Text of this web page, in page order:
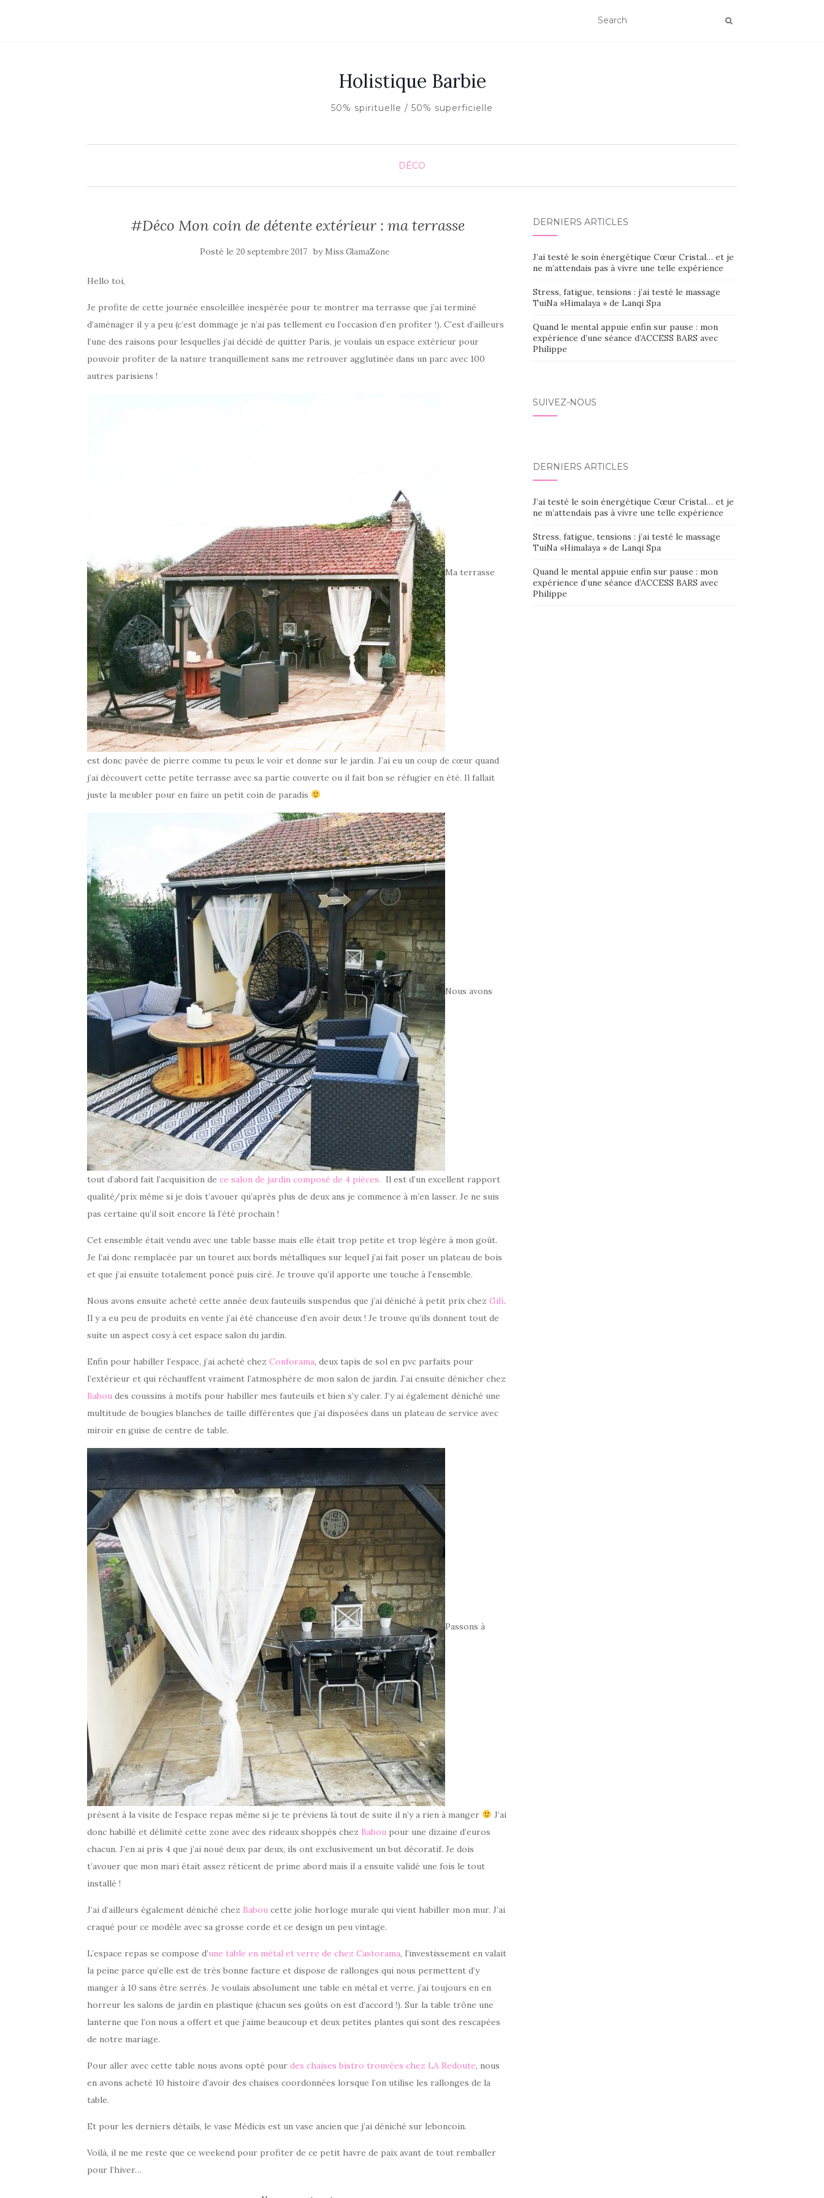
Holistique Barbie
50% spirituelle / 50% superficielle
DÉCO
#Déco Mon coin de détente extérieur : ma terrasse
Posté le 20 septembre 2017 by Miss GlamaZone
Hello toi,
Je profite de cette journée ensoleillée inespérée pour te montrer ma terrasse que j’ai terminé
d’aménager il y a peu (c’est dommage je n’ai pas tellement eu l’occasion d’en profiter !). C’est d’ailleurs
l’une des raisons pour lesquelles j’ai décidé de quitter Paris, je voulais un espace extérieur pour
pouvoir profiter de la nature tranquillement sans me retrouver agglutinée dans un parc avec 100
autres parisiens !
Ma terrasse
est donc pavée de pierre comme tu peux le voir et donne sur le jardin. J’ai eu un coup de cœur quand
j’ai découvert cette petite terrasse avec sa partie couverte ou il fait bon se réfugier en été. Il fallait
juste la meubler pour en faire un petit coin de paradis
Nous avons
tout d’abord fait l’acquisition de ce salon de jardin composé de 4 pièces. Il est d’un excellent rapport
qualité/prix même si je dois t’avouer qu’après plus de deux ans je commence à m’en lasser. Je ne suis
pas certaine qu’il soit encore là l’été prochain !
Cet ensemble était vendu avec une table basse mais elle était trop petite et trop légère à mon goût.
Je l’ai donc remplacée par un touret aux bords métalliques sur lequel j’ai fait poser un plateau de bois
et que j’ai ensuite totalement poncé puis ciré. Je trouve qu’il apporte une touche à l’ensemble.
Nous avons ensuite acheté cette année deux fauteuils suspendus que j’ai déniché à petit prix chez Gifi.
Il y a eu peu de produits en vente j’ai été chanceuse d’en avoir deux ! Je trouve qu’ils donnent tout de
suite un aspect cosy à cet espace salon du jardin.
Enfin pour habiller l’espace, j’ai acheté chez Conforama, deux tapis de sol en pvc parfaits pour
l’extérieur et qui réchauffent vraiment l’atmosphère de mon salon de jardin. J’ai ensuite dénicher chez
Babou des coussins à motifs pour habiller mes fauteuils et bien s’y caler. J’y ai également déniché une
multitude de bougies blanches de taille différentes que j’ai disposées dans un plateau de service avec
miroir en guise de centre de table.
Passons à
présent à la visite de l’espace repas même si je te préviens là tout de suite il n’y a rien à manger
J’ai
donc habillé et délimité cette zone avec des rideaux shoppés chez Babou pour une dizaine d’euros
chacun. J’en ai pris 4 que j’ai noué deux par deux, ils ont exclusivement un but décoratif. Je dois
t’avouer que mon mari était assez réticent de prime abord mais il a ensuite validé une fois le tout
installé !
J’ai d’ailleurs également déniché chez Babou cette jolie horloge murale qui vient habiller mon mur. J’ai
craqué pour ce modèle avec sa grosse corde et ce design un peu vintage.
L’espace repas se compose d’une table en métal et verre de chez Castorama, l’investissement en valait
la peine parce qu’elle est de très bonne facture et dispose de rallonges qui nous permettent d’y
manger à 10 sans être serrés. Je voulais absolument une table en métal et verre, j’ai toujours en en
horreur les salons de jardin en plastique (chacun ses goûts on est d’accord !). Sur la table trône une
lanterne que l’on nous a offert et que j’aime beaucoup et deux petites plantes qui sont des rescapées
de notre mariage.
Pour aller avec cette table nous avons opté pour des chaises bistro trouvées chez LA Redoute, nous
en avons acheté 10 histoire d’avoir des chaises coordonnées lorsque l’on utilise les rallonges de la
table.
Et pour les derniers détails, le vase Médicis est un vase ancien que j’ai déniché sur leboncoin.
Voilà, il ne me reste que ce weekend pour profiter de ce petit havre de paix avant de tout remballer
pour l’hiver…
DERNIERS ARTICLES
J’ai testé le soin énergétique Cœur Cristal… et je
ne m’attendais pas à vivre une telle expérience
Stress, fatigue, tensions : j’ai testé le massage
TuiNa »Himalaya » de Lanqi Spa
Quand le mental appuie enfin sur pause : mon
expérience d’une séance d’ACCESS BARS avec
Philippe
SUIVEZ-NOUS
DERNIERS ARTICLES
J’ai testé le soin énergétique Cœur Cristal… et je
ne m’attendais pas à vivre une telle expérience
Stress, fatigue, tensions : j’ai testé le massage
TuiNa »Himalaya » de Lanqi Spa
Quand le mental appuie enfin sur pause : mon
expérience d’une séance d’ACCESS BARS avec
Philippe